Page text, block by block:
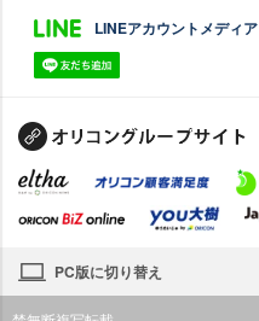
LINEアカウントメディア
PC版に切り替え